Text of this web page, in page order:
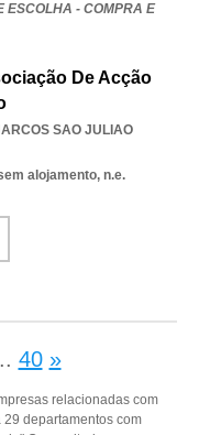
ESCOLHA - COMPRA E
De Acção
SAO JULIAO
alojamento, n.e.
40 »
relacionadas com
departamentos com